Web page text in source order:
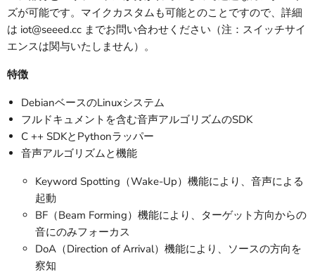
ズが可能です。マイクカスタムも可能とのことですので、詳細
は iot@seeed.cc までお問い合わせください（注：スイッチサイ
エンスは関与いたしません）。
特徴
DebianベースのLinuxシステム
フルドキュメントを含む音声アルゴリズムのSDK
C ++ SDKとPythonラッパー
音声アルゴリズムと機能
Keyword Spotting（Wake-Up）機能により、音声による
起動
BF（Beam Forming）機能により、ターゲット方向からの
音にのみフォーカス
DoA（Direction of Arrival）機能により、ソースの方向を
察知